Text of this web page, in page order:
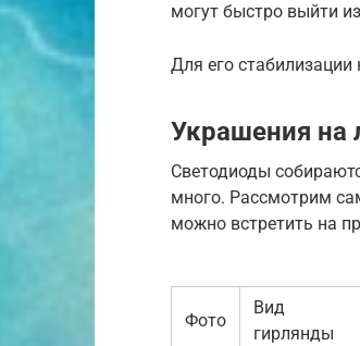
могут быстро выйти
Для его стабилизации
Украшения на
Светодиоды
много. Рассмотрим
можно встретить на
Фото
Вид
гирлянды